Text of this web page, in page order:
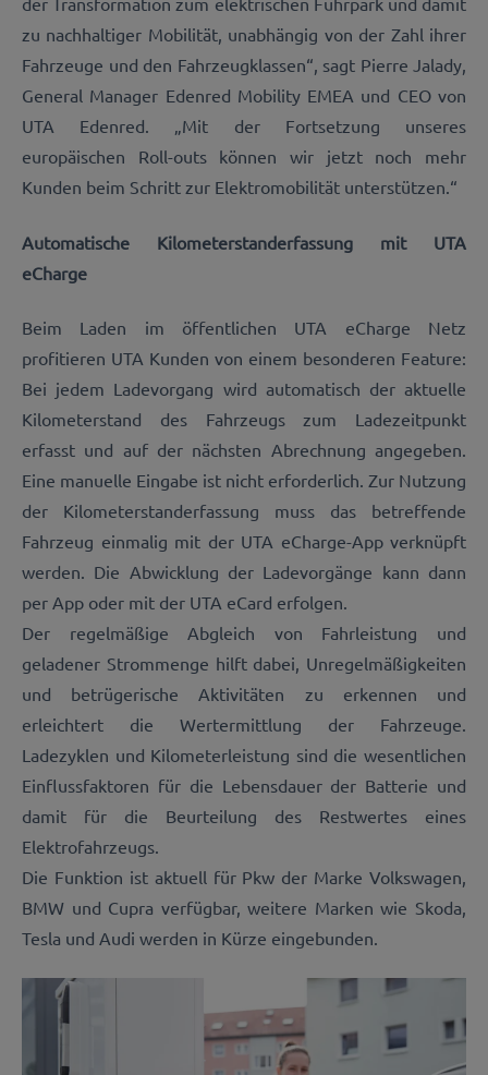
zu nachhaltiger Mobilität, unabhängig von der Zahl ihrer
Fahrzeuge und den Fahrzeugklassen“, sagt Pierre Jalady,
General Manager Edenred Mobility EMEA und CEO von
UTA Edenred. „Mit der Fortsetzung unseres
europäischen Roll-outs können wir jetzt noch mehr
Kunden beim Schritt zur Elektromobilität unterstützen.“
Automatische Kilometerstanderfassung mit UTA
eCharge
Beim Laden im öffentlichen UTA eCharge Netz
profitieren UTA Kunden von einem besonderen Feature:
Bei jedem Ladevorgang wird automatisch der aktuelle
Kilometerstand des Fahrzeugs zum Ladezeitpunkt
erfasst und auf der nächsten Abrechnung angegeben.
Eine manuelle Eingabe ist nicht erforderlich. Zur Nutzung
der Kilometerstanderfassung muss das betreffende
Fahrzeug einmalig mit der UTA eCharge-App verknüpft
werden. Die Abwicklung der Ladevorgänge kann dann
per App oder mit der UTA eCard erfolgen.
Der regelmäßige Abgleich von Fahrleistung und
geladener Strommenge hilft dabei, Unregelmäßigkeiten
und betrügerische Aktivitäten zu erkennen und
erleichtert die Wertermittlung der Fahrzeuge.
Ladezyklen und Kilometerleistung sind die wesentlichen
Einflussfaktoren für die Lebensdauer der Batterie und
damit für die Beurteilung des Restwertes eines
Elektrofahrzeugs.
Die Funktion ist aktuell für Pkw der Marke Volkswagen,
BMW und Cupra verfügbar, weitere Marken wie Skoda,
Tesla und Audi werden in Kürze eingebunden.